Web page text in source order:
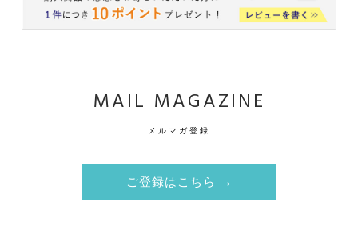
MAIL MAGAZINE
メルマガ登録
ご登録はこちら →